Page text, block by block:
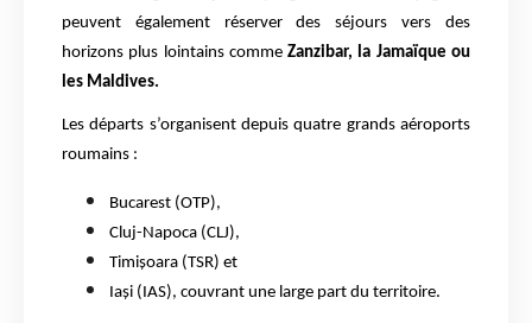
peuvent également réserver des séjours vers des
horizons plus lointains commeZanzibar, la Jamaïque ou
les Maldives.
Les départs s’organisent depuis quatre grands aéroports
roumains :
Bucarest (OTP),
Cluj-Napoca (CLJ),
Timișoara (TSR) et
Iași (IAS), couvrant une large part du territoire.